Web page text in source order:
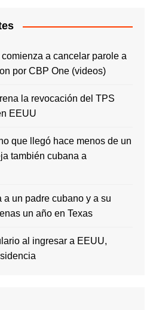
a cancelar parole a
por CBP One (videos)
la revocación del TPS
EEUU
que llegó hace menos de un
también cubana a
a un padre cubano y a su
un año en Texas
al ingresar a EEUU,